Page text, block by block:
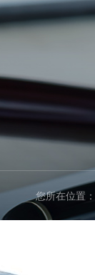
您所在位置